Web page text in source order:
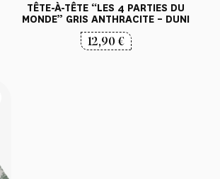
TÊTE-À-TÊTE “LES 4 PARTIES DU
MONDE” GRIS ANTHRACITE – DUNI
12,90€